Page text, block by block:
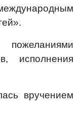
исполнения
вручением